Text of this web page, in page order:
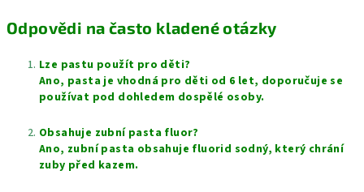
Odpovědi na často kladené otázky
Lze pastu použít pro děti?
Ano, pasta je vhodná pro děti od 6 let, doporučuje se
používat pod dohledem dospělé osoby.
Obsahuje zubní pasta fluor?
Ano, zubní pasta obsahuje fluorid sodný, který chrání
zuby před kazem.